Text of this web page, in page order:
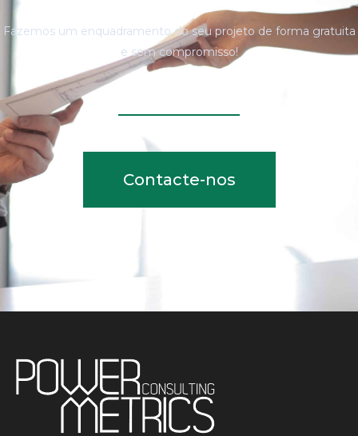
Fazemos um enquadramento do seu projeto de forma gratuita
e sem compromisso!
Contacte-nos